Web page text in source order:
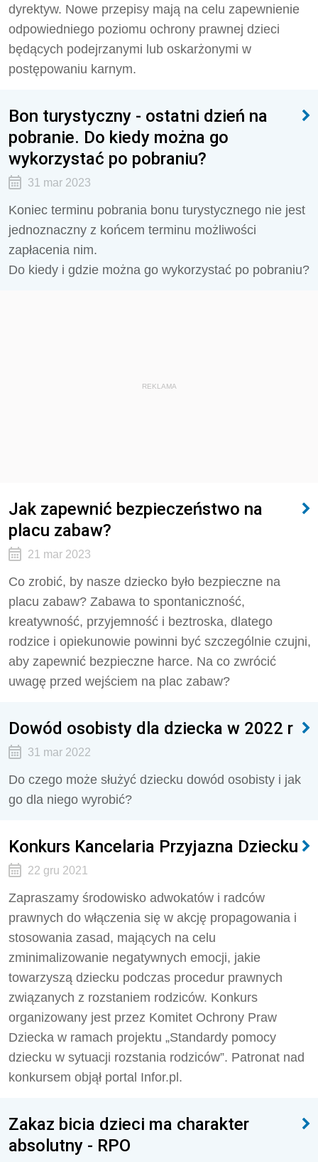
dyrektyw. Nowe przepisy mają na celu zapewnienie
odpowiedniego poziomu ochrony prawnej dzieci
będących podejrzanymi lub oskarżonymi w
postępowaniu karnym.
Bon turystyczny - ostatni dzień na
pobranie. Do kiedy można go
wykorzystać po pobraniu?
31 mar 2023
Koniec terminu pobrania bonu turystycznego nie jest
jednoznaczny z końcem terminu możliwości
zapłacenia nim.
Do kiedy i gdzie można go wykorzystać po pobraniu?
REKLAMA
Jak zapewnić bezpieczeństwo na
placu zabaw?
21 mar 2023
Co zrobić, by nasze dziecko było bezpieczne na
placu zabaw? Zabawa to spontaniczność,
kreatywność, przyjemność i beztroska, dlatego
rodzice i opiekunowie powinni być szczególnie czujni,
aby zapewnić bezpieczne harce. Na co zwrócić
uwagę przed wejściem na plac zabaw?
Dowód osobisty dla dziecka w 2022 r
31 mar 2022
Do czego może służyć dziecku dowód osobisty i jak
go dla niego wyrobić?
Konkurs Kancelaria Przyjazna Dziecku
22 gru 2021
Zapraszamy środowisko adwokatów i radców
prawnych do włączenia się w akcję propagowania i
stosowania zasad, mających na celu
zminimalizowanie negatywnych emocji, jakie
towarzyszą dziecku podczas procedur prawnych
związanych z rozstaniem rodziców. Konkurs
organizowany jest przez Komitet Ochrony Praw
Dziecka w ramach projektu „Standardy pomocy
dziecku w sytuacji rozstania rodziców”. Patronat nad
konkursem objął portal Infor.pl.
Zakaz bicia dzieci ma charakter
absolutny - RPO